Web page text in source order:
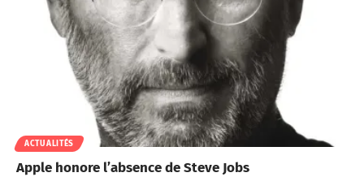
ACTUALITÉS
Apple honore l’absence de Steve Jobs